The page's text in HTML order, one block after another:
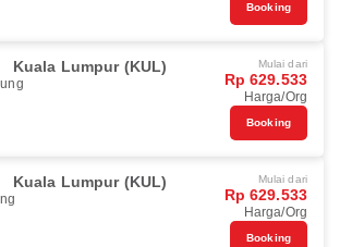
Booking
Kuala Lumpur (KUL) Mulai dari
Rp 629.533
Harga/Org
Booking
Kuala Lumpur (KUL) Mulai dari
Rp 629.533
Harga/Org
Booking